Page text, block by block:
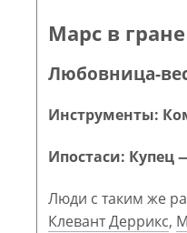
Марс в
Любовница-
Инструменты:
Ипостаси: Купец
Люди с таким же
Клевант Деррикс,